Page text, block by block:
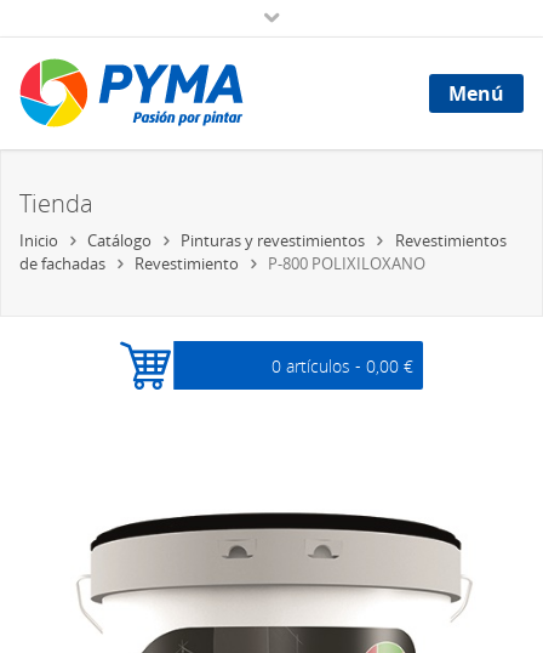
Menú
Tienda
Inicio Catálogo Pinturas y revestimientos
Revestimientos
de fachadas
Revestimiento P-800 POLIXILOXANO
0 artículos - 0,00 €